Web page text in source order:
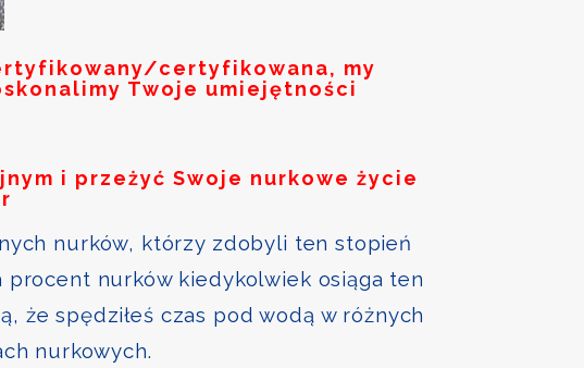
certyfikowana, my
Twoje umiejętności
i przeżyć Swoje nurkowe życie
nurków, którzy zdobyli ten stopień
nurków kiedykolwiek osiąga ten
że spędziłeś czas pod wodą w różnych
nurkowych.